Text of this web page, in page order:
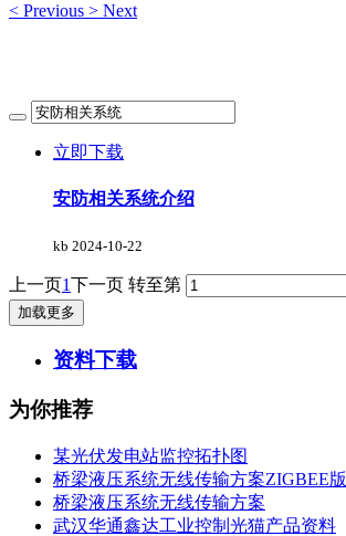
< Previous > Next
立即下载
安防相关系统介绍
kb 2024-10-22
上一页1下一页 转至第
加载更多
资料下载
为你推荐
某光伏发电站监控拓扑图
桥梁液压系统无线传输方案ZIGBEE版
桥梁液压系统无线传输方案
武汉华通鑫达工业控制光猫产品资料